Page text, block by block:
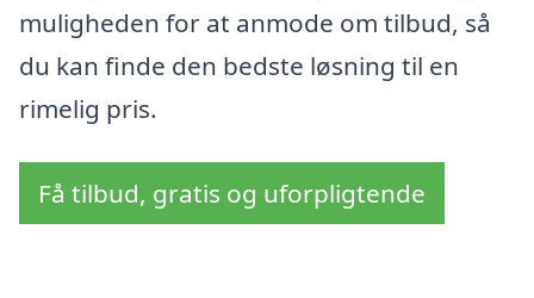
muligheden for at anmode om tilbud, så
du kan finde den bedste løsning til en
rimelig pris.
Få tilbud, gratis og uforpligtende